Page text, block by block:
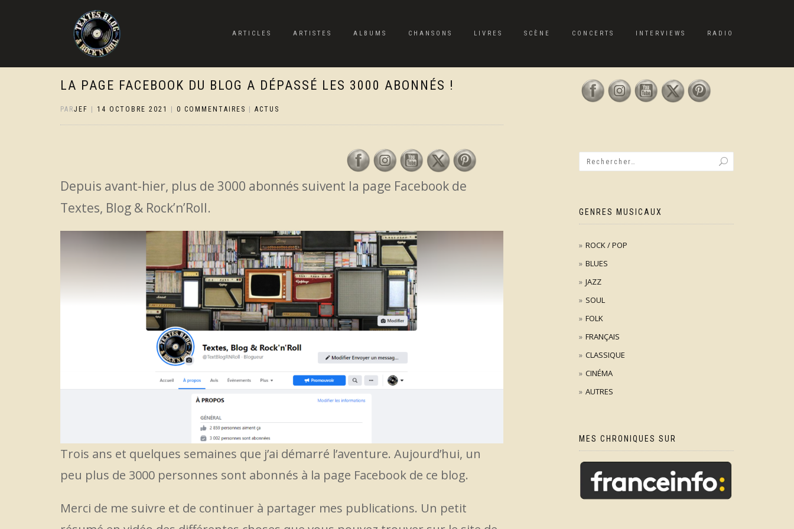
ARTICLES ARTISTES ALBUMS CHANSONS LIVRES SCÈNE CONCERTS INTERVIEWS RADIO
LA PAGE FACEBOOK DU BLOG A DÉPASSÉ LES 3000 ABONNÉS !
PARJEF 14 OCTOBRE 2021 0 COMMENTAIRES ACTUS
Depuis avant-hier, plus de 3000 abonnés suivent la page Facebook de
Textes, Blog & Rock’n’Roll.
Trois ans et quelques semaines que j’ai démarré l’aventure. Aujourd’hui, un
peu plus de 3000 personnes sont abonnés à la page Facebook de ce blog.
Merci de me suivre et de continuer à partager mes publications. Un petit
GENRES MUSICAUX
ROCK / POP
BLUES
JAZZ
SOUL
FOLK
FRANÇAIS
CLASSIQUE
CINÉMA
AUTRES
MES CHRONIQUES SUR